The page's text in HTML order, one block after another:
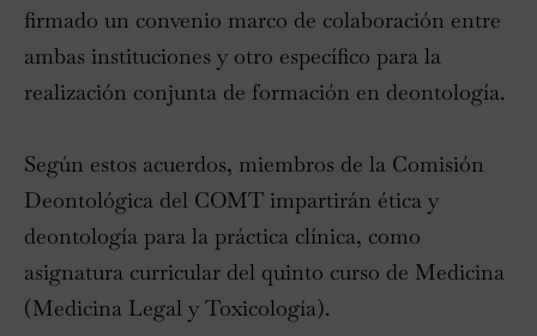
firmado un convenio marco de colaboración entre
ambas instituciones y otro específico para la
realización conjunta de formación en deontología.
Según estos acuerdos, miembros de la Comisión
Deontológica del COMT impartirán ética y
deontología para la práctica clínica, como
asignatura curricular del quinto curso de Medicina
(Medicina Legal y Toxicología).